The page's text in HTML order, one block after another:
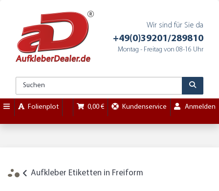
Wir sind für Sie da
+49(0)39201/289810
Montag - Freitag von 08-16 Uhr
Folienplot 0,00 € Kundenservice Anmelden
Aufkleber Etiketten in Freiform